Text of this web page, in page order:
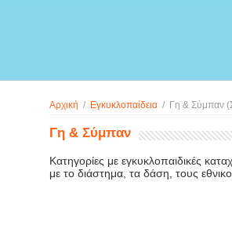
Αρχική / Εγκυκλοπαίδεια / Γη & Σύμπαν
Γη & Σύμπαν
Κατηγορίες με εγκυκλοπαιδικές
με το διάστημα, τα δάση, τους